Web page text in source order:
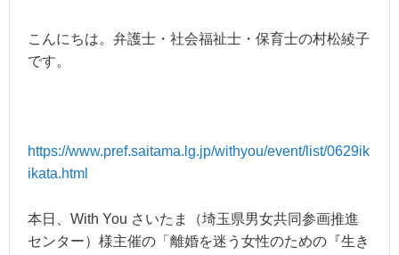
こんにちは。弁護士・社会福祉士・保育士の村松綾子
です。
https://www.pref.saitama.lg.jp/withyou/event/list/0629ik
ikata.html
本日、With You さいたま（埼玉県男女共同参画推進
センター）様主催の「離婚を迷う女性のための『生き